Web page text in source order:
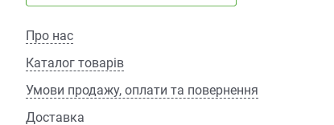
Про нас
Каталог товарів
Умови продажу, оплати та повернення
Доставка